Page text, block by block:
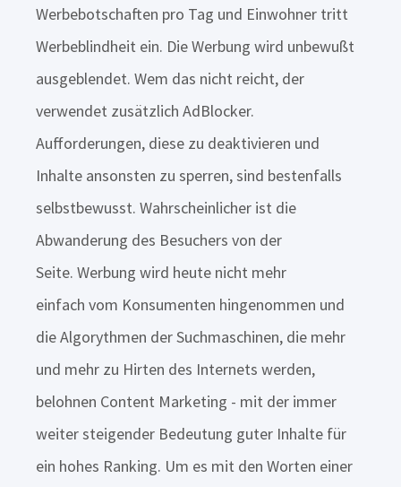
Werbebotschaften pro Tag und Einwohner tritt
Werbeblindheit ein. Die Werbung wird unbewußt
ausgeblendet. Wem das nicht reicht, der
verwendet zusätzlich AdBlocker.
Aufforderungen, diese zu deaktivieren und
Inhalte ansonsten zu sperren, sind bestenfalls
selbstbewusst. Wahrscheinlicher ist die
Abwanderung des Besuchers von der
Seite. Werbung wird heute nicht mehr
einfach vom Konsumenten hingenommen und
die Algorythmen der Suchmaschinen, die mehr
und mehr zu Hirten des Internets werden,
belohnen Content Marketing - mit der immer
weiter steigender Bedeutung guter Inhalte für
ein hohes Ranking. Um es mit den Worten einer